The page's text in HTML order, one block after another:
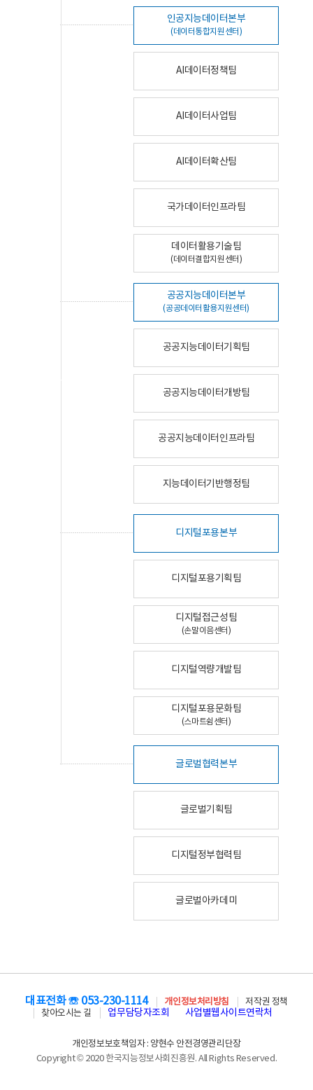
인공지능데이터본부
(데이터통합지원센터)
AI데이터정책팀
AI데이터사업팀
AI데이터확산팀
국가데이터인프라팀
데이터활용기술팀
(데이터결합지원센터)
공공지능데이터본부
(공공데이터활용지원센터)
공공지능데이터기획팀
공공지능데이터개방팀
공공지능데이터인프라팀
지능데이터기반행정팀
디지털포용본부
디지털포용기획팀
디지털접근성팀
(손말이음센터)
디지털역량개발팀
디지털포용문화팀
(스마트쉼센터)
글로벌협력본부
글로벌기획팀
디지털정부협력팀
글로벌아카데미
대표전화 ☏ 053-230-1114 개인정보처리방침
저작권 정책
찾아오시는 길
업무담당자조회 사업별웹사이트연락처
개인정보보호책임자 : 양현수 안전경영관리단장
Copyright © 2020 한국지능정보사회진흥원. All Rights Reserved.